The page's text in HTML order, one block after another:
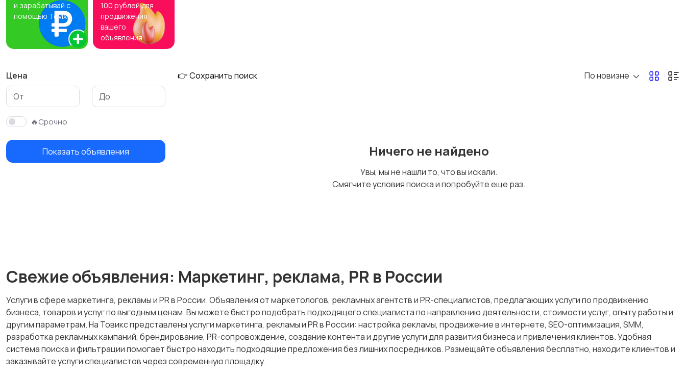
и зарабатывай с
помощью Tovix
100 рублей для
продвижения
вашего
объявления
Цена
🔥Срочно
Показать объявления
👉 Сохранить поиск По новизне
Ничего не найдено
Увы, мы не нашли то, что вы искали.
Смягчите условия поиска и попробуйте еще раз.
Свежие объявления: Маркетинг, реклама, PR в России
Услуги в сфере маркетинга, рекламы и PR в России. Объявления от маркетологов, рекламных агентств и PR-специалистов, предлагающих услуги по продвижению
бизнеса, товаров и услуг по выгодным ценам. Вы можете быстро подобрать подходящего специалиста по направлению деятельности, стоимости услуг, опыту работы и
другим параметрам. На Товикс представлены услуги маркетинга, рекламы и PR в России: настройка рекламы, продвижение в интернете, SEO-оптимизация, SMM,
разработка рекламных кампаний, брендирование, PR-сопровождение, создание контента и другие услуги для развития бизнеса и привлечения клиентов. Удобная
система поиска и фильтрации помогает быстро находить подходящие предложения без лишних посредников. Размещайте объявления бесплатно, находите клиентов и
заказывайте услуги специалистов через современную площадку.